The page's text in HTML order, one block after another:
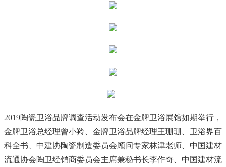
2019陶瓷卫浴品牌调查活动发布会在金牌卫浴展馆如期举行，
金牌卫浴总经理曾小羚、金牌卫浴品牌经理王珊珊、卫浴界百
科全书、中建协陶瓷制造委员会顾问专家林津老师、中国建材
流通协会陶卫经销商委员会主席兼秘书长李作奇、中国建材流